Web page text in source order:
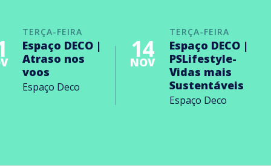
TERÇA-FEIRA
Espaço DECO |
Atraso nos
voos
Espaço Deco
TERÇA-FEIRA
14
NOV
Espaço DECO |
PSLifestyle-
Vidas mais
Sustentáveis
Espaço Deco